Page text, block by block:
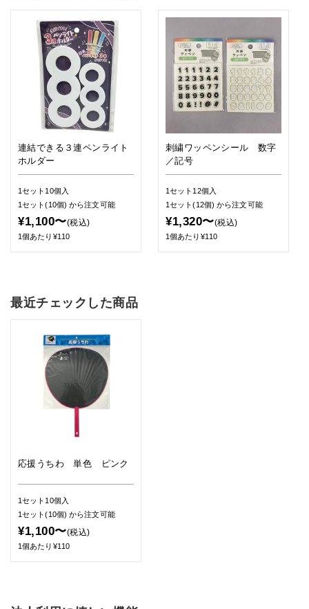
連結できる３連ペンライト
ホルダー
1セット10個入
1セット(10個)から注文可能
¥1,100〜(税込)
1個あたり¥110
刺繍ワッペンシール 数字
／記号
1セット12個入
1セット(12個)から注文可能
¥1,320〜(税込)
1個あたり¥110
最近チェックした商品
応援うちわ 単色 ピンク
1セット10個入
1セット(10個)から注文可能
¥1,100〜(税込)
1個あたり¥110